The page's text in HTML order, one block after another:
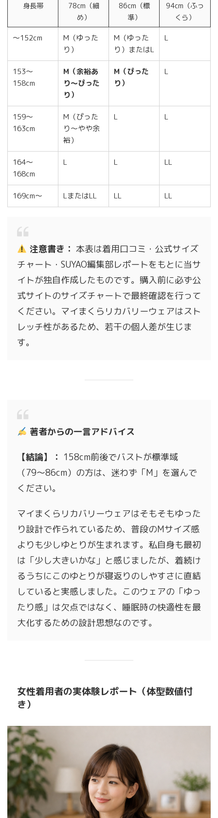
身長帯
78cm（細
め）
86cm（標
準）
94cm（ふっ
くら）
〜152cm
M（ゆった
り）
M（ゆった
り）またはL
L
153〜
158cm
M（余裕あ
り〜ぴった
り）
M（ぴった
り）
L
159〜
163cm
M（ぴった
り〜やや余
裕）
L L
164〜
168cm
L L LL
169cm〜 LまたはLL LL LL
注意書き： 本表は着用口コミ・公式サイズ
チャート・SUYAO編集部レポートをもとに当サ
イトが独自作成したものです。購入前に必ず公
式サイトのサイズチャートで最終確認を行って
ください。マイまくらリカバリーウェアはスト
レッチ性があるため、若干の個人差が生じま
す。
著者からの一言アドバイス
【結論】： 158cm前後でバストが標準域
（79〜86cm）の方は、迷わず「M」を選んで
ください。
マイまくらリカバリーウェアはそもそもゆった
り設計で作られているため、普段のMサイズ感
よりも少しゆとりが生まれます。私自身も最初
は「少し大きいかな」と感じましたが、着続け
るうちにこのゆとりが寝返りのしやすさに直結
していると実感しました。このウェアの「ゆっ
たり感」は欠点ではなく、睡眠時の快適性を最
大化するための設計思想なのです。
女性着用者の実体験レポート（体型数値付
き）